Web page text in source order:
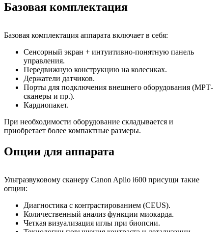
Базовая комплектация
Базовая комплектация аппарата включает в себя:
Сенсорный экран + интуитивно-понятную панель
управления.
Передвижную конструкцию на колесиках.
Держатели датчиков.
Порты для подключения внешнего оборудования (МРТ-
сканеры и пр.).
Кардиопакет.
При необходимости оборудование складывается и
приобретает более компактные размеры.
Опции для аппарата
Ультразвуковому сканеру Canon Aplio i600 присущи такие
опции:
Диагностика с контрастированием (CEUS).
Количественный анализ функции миокарда.
Четкая визуализация иглы при биопсии.